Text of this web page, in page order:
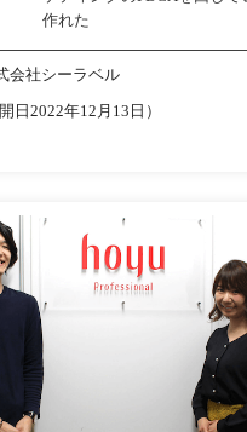
作れた
会社シーラベル
日2022年12月13日）